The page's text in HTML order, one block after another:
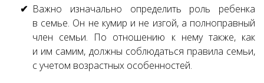
Важно изначально определить роль ребенка
в семье. Он не кумир и не изгой, а полноправный
член семьи. По отношению к нему также, как
и им самим, должны соблюдаться правила семьи,
с учетом возрастных особенностей.